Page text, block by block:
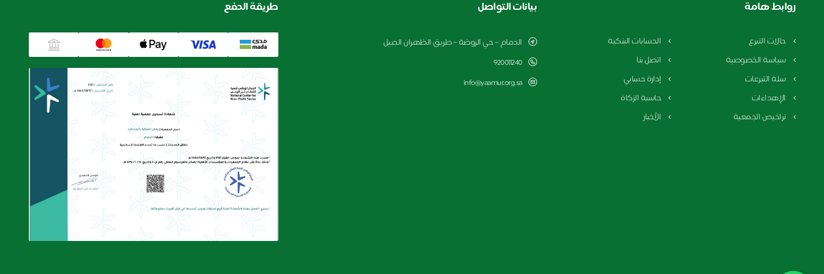
روابط هامة
حالات التبرع
الحسابات البنكية
سياسة الخصوصية
اتصل بنا
سلة التبرعات
إدارة حسابي
الإهداءات
حاسبة الزكاة
تراخيص الجمعية
الأخبار
بيانات التواصل
الدمام – حي الروضة – طريق الظهران الجبيل
920011240
info@yaamur.org.sa
طريقة الدفع